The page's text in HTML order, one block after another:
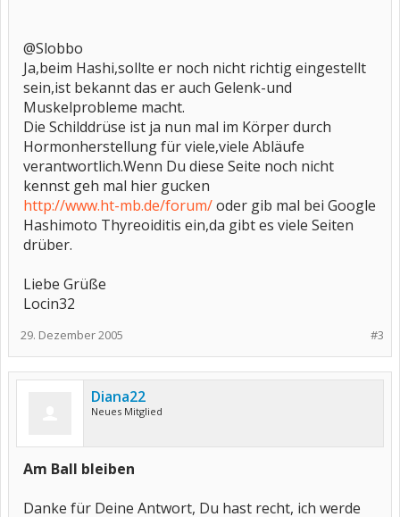
@Slobbo
Ja,beim Hashi,sollte er noch nicht richtig eingestellt
sein,ist bekannt das er auch Gelenk-und
Muskelprobleme macht.
Die Schilddrüse ist ja nun mal im Körper durch
Hormonherstellung für viele,viele Abläufe
verantwortlich.Wenn Du diese Seite noch nicht
kennst geh mal hier gucken
http://www.ht-mb.de/forum/oder gib mal bei Google
Hashimoto Thyreoiditis ein,da gibt es viele Seiten
drüber.
Liebe Grüße
Locin32
#3
29. Dezember 2005
Diana22
Neues Mitglied
Am Ball bleiben
Danke für Deine Antwort, Du hast recht, ich werde